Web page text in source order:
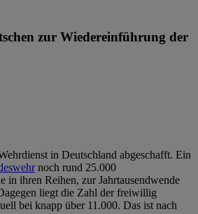
zur Wiedereinführung der
in Deutschland abgeschafft. Ein
noch rund 25.000
in ihren Reihen, zur Jahrtausendwende
liegt die Zahl der freiwillig
bei knapp über 11.000. Das ist nach